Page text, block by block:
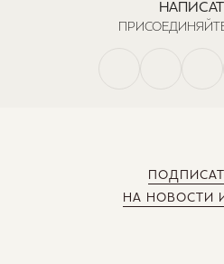
НА НОВОСТИ